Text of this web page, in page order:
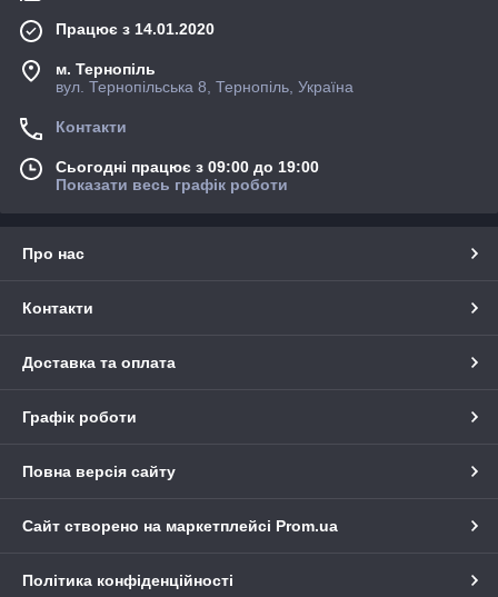
Працює з 14.01.2020
м. Тернопіль
вул. Тернопільська 8, Тернопіль, Україна
Контакти
Сьогодні працює з 09:00 до 19:00
Показати весь графік роботи
Про нас
Контакти
Доставка та оплата
Графік роботи
Повна версія сайту
Сайт створено на маркетплейсі Prom.ua
Політика конфіденційності